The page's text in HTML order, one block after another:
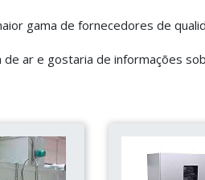
gama de fornecedores de
ar e gostaria de informações